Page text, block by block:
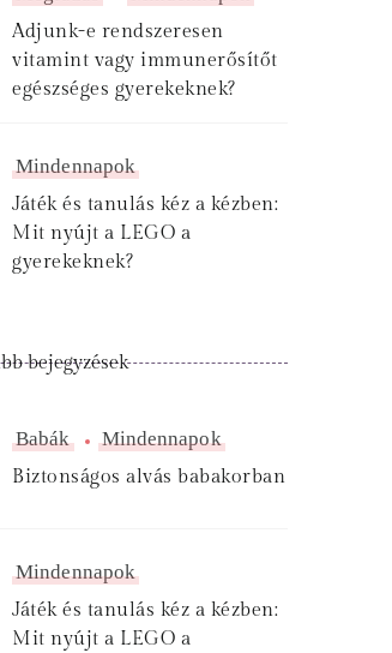
Adjunk-e rendszeresen
vitamint vagy immunerősítőt
egészséges gyerekeknek?
Mindennapok
Játék és tanulás kéz a kézben:
Mit nyújt a LEGO a
gyerekeknek?
bejegyzések
Babák
Mindennapok
Biztonságos alvás babakorban
Mindennapok
Játék és tanulás kéz a kézben:
Mit nyújt a LEGO a